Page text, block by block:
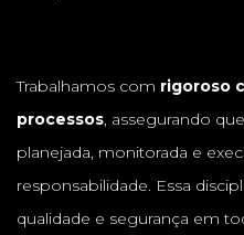
Trabalhamos com rigoroso
processos, assegurando
planejada, monitorada e
responsabilidade. Essa
qualidade e segurança em